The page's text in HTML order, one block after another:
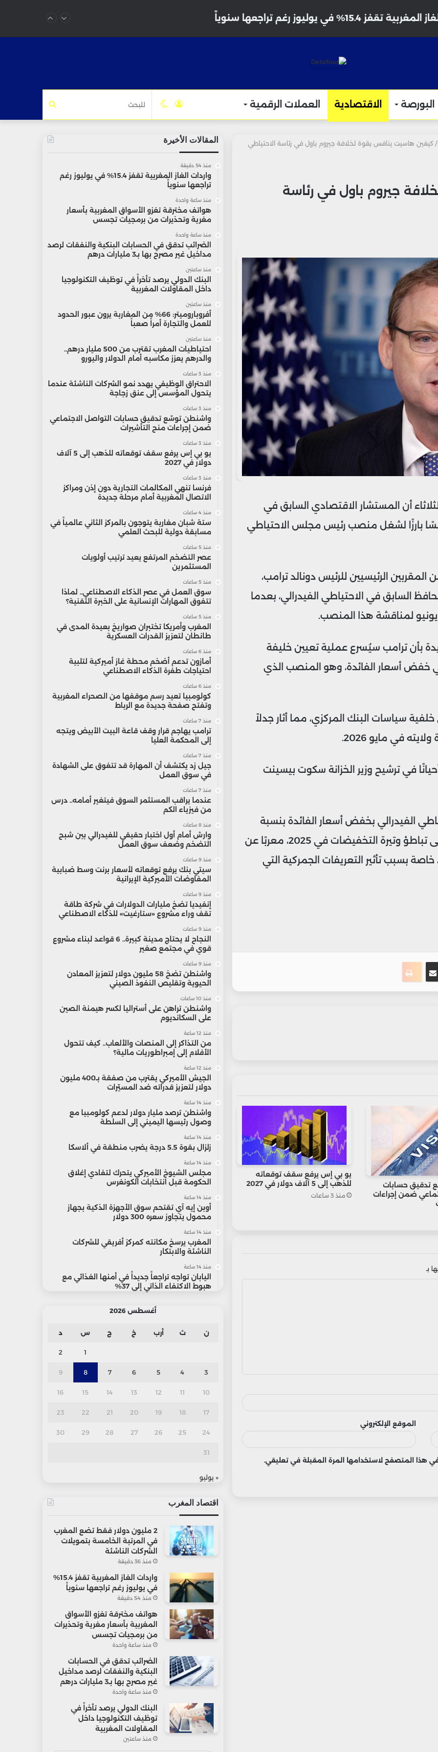
البورصة الاقتصادية العملات الرقمية للبحث الوضعتسجيل
/ كيفين هاسيت ينافس بقوة لخلافة جيروم باول في رئاسة الاحتياطي
جيروم باول في رئاسة
أن المستشار الاقتصادي السابق في
بارزًا لشغل منصب رئيس مجلس الاحتياطي
المقربين الرئيسيين للرئيس دونالد ترامب،
السابق في الاحتياطي الفيدرالي، بعدما
لمناقشة هذا المنصب.
بأن ترامب سيُسرع عملية تعيين خليفة
خفض أسعار الفائدة، وهو المنصب الذي
سياسات البنك المركزي، مما أثار جدلاً
في مايو 2026.
في ترشيح وزير الخزانة سكوت بيسينت
الفيدرالي بخفض أسعار الفائدة بنسبة
إجمالية بلغت 1% خلال 2024، لكنه أشار إلى تباطؤ وتيرة التخفيضات في 2025، معربًا عن
بسبب تأثير التعريفات الجمركية التي
مشاركة عبر البريدطباعة
تدقيق حسابات
ضمن إجراءات
يو بي إس يرفع سقف توقعاته
للذهب إلى 5 آلاف دولار في 2027
منذ 3 ساعات
بـ
الموقع الإلكتروني
في هذا المتصفح لاستخدامها المرة المقبلة في تعليقي.
المقالات الأخيرة
منذ 54 دقيقة
واردات الغاز المغربية تقفز 15.4% في يوليوز رغم
تراجعها سنوياً
منذ ساعة واحدة
هواتف مخترقة تغزو الأسواق المغربية بأسعار
مغرية وتحذيرات من برمجيات تجسس
منذ ساعة واحدة
الضرائب تدقق في الحسابات البنكية والنفقات لرصد
مداخيل غير مصرح بها بـ3 مليارات درهم
منذ ساعتين
البنك الدولي يرصد تأخراً في توظيف التكنولوجيا
داخل المقاولات المغربية
منذ ساعتين
أفروباروميتر: 66% من المغاربة يرون عبور الحدود
للعمل والتجارة أمراً صعباً
منذ ساعتين
احتياطيات المغرب تقترب من 500 مليار درهم..
والدرهم يعزز مكاسبه أمام الدولار واليورو
منذ 3 ساعات
الاحتراق الوظيفي يهدد نمو الشركات الناشئة عندما
يتحول المؤسس إلى عنق زجاجة
منذ 3 ساعات
واشنطن توسّع تدقيق حسابات التواصل الاجتماعي
ضمن إجراءات منح التأشيرات
منذ 3 ساعات
يو بي إس يرفع سقف توقعاته للذهب إلى 5 آلاف
دولار في 2027
منذ 3 ساعات
فرنسا تنهي المكالمات التجارية دون إذن ومراكز
الاتصال المغربية أمام مرحلة جديدة
منذ 4 ساعات
ستة شبان مغاربة يتوجون بالمركز الثاني عالمياً في
مسابقة دولية للبحث العلمي
منذ 5 ساعات
عصر التضخم المرتفع يعيد ترتيب أولويات
المستثمرين
منذ 5 ساعات
سوق العمل في عصر الذكاء الاصطناعي.. لماذا
تتفوق المهارات الإنسانية على الخبرة التقنية؟
منذ 5 ساعات
المغرب وأمريكا تختبران صواريخ بعيدة المدى في
طانطان لتعزيز القدرات العسكرية
منذ 6 ساعات
أمازون تدعم أضخم محطة غاز أميركية لتلبية
احتياجات طفرة الذكاء الاصطناعي
منذ 6 ساعات
كولومبيا تعيد رسم موقفها من الصحراء المغربية
وتفتح صفحة جديدة مع الرباط
منذ 7 ساعات
ترامب يهاجم قرار وقف قاعة البيت الأبيض ويتجه
إلى المحكمة العليا
منذ 7 ساعات
جيل زد يكتشف أن المهارة قد تتفوق على الشهادة
في سوق العمل
منذ 7 ساعات
عندما يراقب المستثمر السوق فيتغير أمامه.. درس
من فيزياء الكم
منذ 8 ساعات
وارش أمام أول اختبار حقيقي للفيدرالي بين شبح
التضخم وضعف سوق العمل
منذ 9 ساعات
سيتي بنك يرفع توقعاته لأسعار برنت وسط ضبابية
المفاوضات الأميركية الإيرانية
منذ 9 ساعات
إنفيديا تضخ مليارات الدولارات في شركة طاقة
تقف وراء مشروع «ستارغيت» للذكاء الاصطناعي
منذ 9 ساعات
النجاح لا يحتاج مدينة كبيرة.. 6 قواعد لبناء مشروع
قوي في مجتمع صغير
منذ 9 ساعات
واشنطن تضخ 58 مليون دولار لتعزيز المعادن
الحيوية وتقليص النفوذ الصيني
منذ 10 ساعات
واشنطن تراهن على أستراليا لكسر هيمنة الصين
على السكانديوم
منذ 12 ساعة
من التذاكر إلى المنصات والألعاب.. كيف تتحول
الأفلام إلى إمبراطوريات مالية؟
منذ 12 ساعة
الجيش الأميركي يقترب من صفقة بـ400 مليون
دولار لتعزيز قدراته ضد المسيّرات
منذ 14 ساعة
واشنطن ترصد مليار دولار لدعم كولومبيا مع
وصول رئيسها اليميني إلى السلطة
منذ 14 ساعة
زلزال بقوة 5.5 درجة يضرب منطقة في ألاسكا
منذ 14 ساعة
مجلس الشيوخ الأميركي يتحرك لتفادي إغلاق
الحكومة قبل انتخابات الكونغرس
منذ 14 ساعة
أوبن إيه آي تقتحم سوق الأجهزة الذكية بجهاز
محمول يتجاوز سعره 300 دولار
منذ 14 ساعة
المغرب يرسخ مكانته كمركز أفريقي للشركات
الناشئة والابتكار
منذ 14 ساعة
اليابان تواجه تراجعاً جديداً في أمنها الغذائي مع
هبوط الاكتفاء الذاتي إلى 37%
أغسطس 2026
ن ث أرب خ ج س د
1
2
3
4
5
6
7
8
9
10
11
12
13
14
15
16
17
18
19
20
21
22
23
24
25
26
27
28
29
30
31
« يوليو
اقتصاد المغرب
2 مليون دولار فقط تضع المغرب
في المرتبة الخامسة بتمويلات
الشركات الناشئة
منذ 36 دقيقة
واردات الغاز المغربية تقفز 15.4%
في يوليوز رغم تراجعها سنوياً
منذ 54 دقيقة
هواتف مخترقة تغزو الأسواق
المغربية بأسعار مغرية وتحذيرات
من برمجيات تجسس
منذ ساعة واحدة
الضرائب تدقق في الحسابات
البنكية والنفقات لرصد مداخيل
غير مصرح بها بـ3 مليارات درهم
منذ ساعة واحدة
البنك الدولي يرصد تأخراً في
توظيف التكنولوجيا داخل
المقاولات المغربية
منذ ساعتين